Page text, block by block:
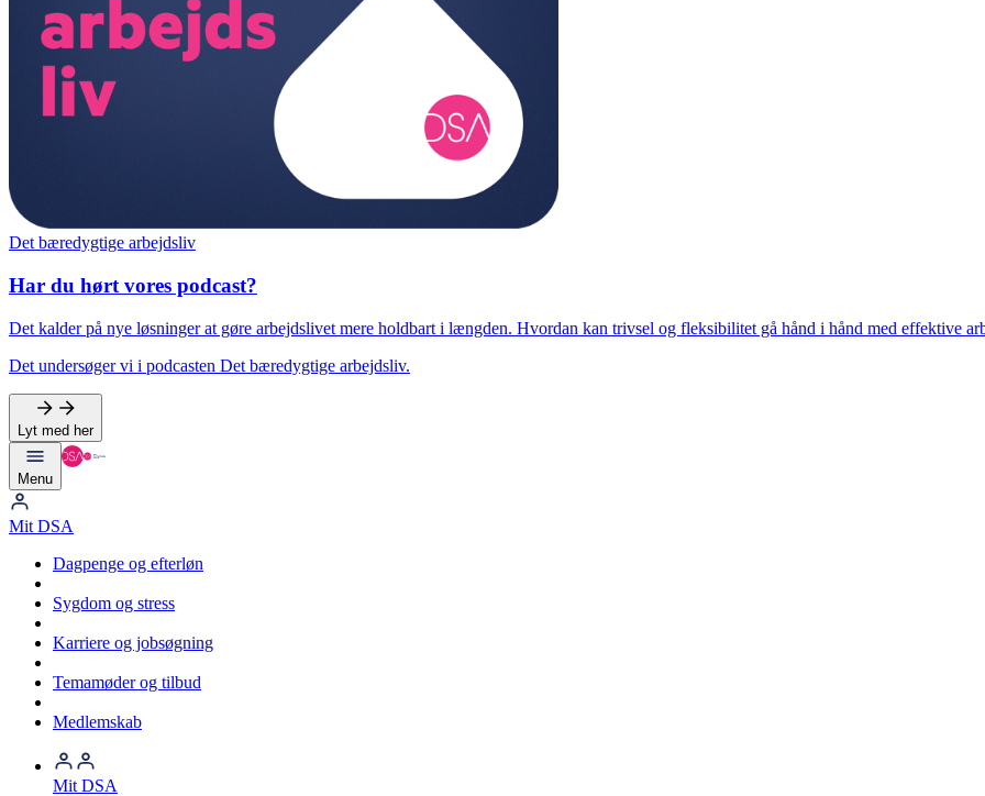
Det bæredygtige arbejdsliv
Har du hørt vores podcast?
Det kalder på nye løsninger at gøre arbejdslivet mere holdbart i længden. Hvordan kan trivsel og fleksibilitet gå hånd i hånd med effektive
Det undersøger vi i podcasten Det bæredygtige arbejdsliv.
Lyt med her
Menu
Mit DSA
Dagpenge og efterløn
Sygdom og stress
Karriere og jobsøgning
Temamøder og tilbud
Medlemskab
Mit DSA